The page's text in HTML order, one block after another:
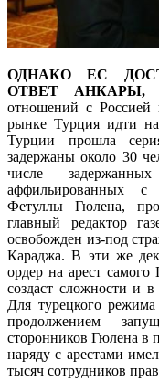
ОДНАКО ЕС
ОТВЕТ АНКАРЫ,
отношений с Россией
рынке Турция идти
Турции прошла
задержаны около 30
числе
аффильированных с
Фетуллы Гюлена,
главный редактор
освобожден из-под
Караджа. В эти же
ордер на арест
создаст сложности и
Для турецкого
продолжением
сторонников Гюлена в
наряду с арестами
тысяч сотрудников